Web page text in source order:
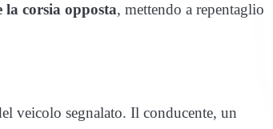
la corsia opposta, mettendo a repentaglio
veicolo segnalato. Il conducente, un